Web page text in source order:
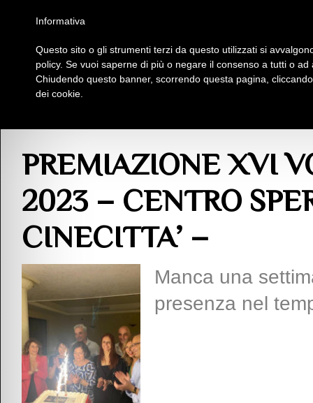
Insieme Per La Cultura
PREMIAZIONE XVI
2023 – CENTRO
CINECITTA’ –
Manca una
presenza nel
Informativa
Questo sito o gli strumenti terzi da questo utilizzati si
policy. Se vuoi saperne di più o negare il consenso a tutti o
Chiudendo questo banner, scorrendo questa pagina,
dei cookie.